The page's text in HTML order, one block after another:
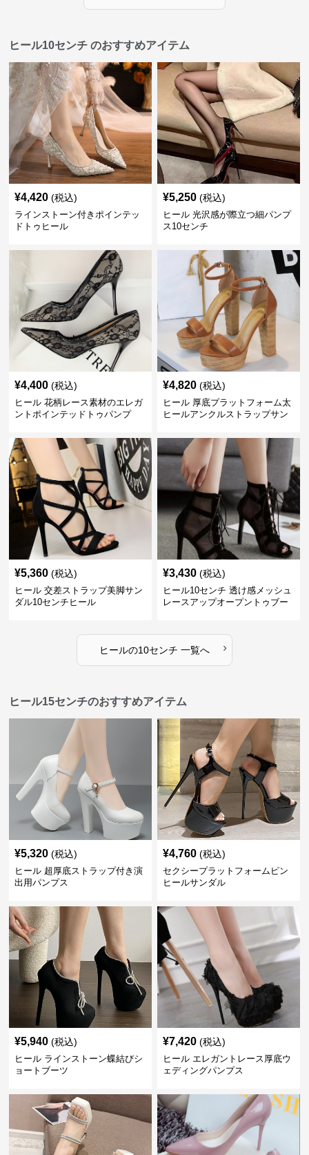
ヒール10センチ のおすすめアイテム
¥4,420 (税込)
ラインストーン付きポインテッ
ドトゥヒール
¥5,250 (税込)
ヒール 光沢感が際立つ細パンプ
ス10センチ
¥4,400 (税込)
ヒール 花柄レース素材のエレガ
ントポインテッドトゥパンプ
¥4,820 (税込)
ヒール 厚底プラットフォーム太
ヒールアンクルストラップサン
¥5,360 (税込)
ヒール 交差ストラップ美脚サン
ダル10センチヒール
¥3,430 (税込)
ヒール10センチ 透け感メッシュ
レースアップオープントゥブー
ヒールの10センチ 一覧へ ›
ヒール15センチのおすすめアイテム
¥5,320 (税込)
ヒール 超厚底ストラップ付き演
出用パンプス
¥4,760 (税込)
セクシープラットフォームピン
ヒールサンダル
¥5,940 (税込)
ヒール ラインストーン蝶結びシ
ョートブーツ
¥7,420 (税込)
ヒール エレガントレース厚底ウ
ェディングパンプス